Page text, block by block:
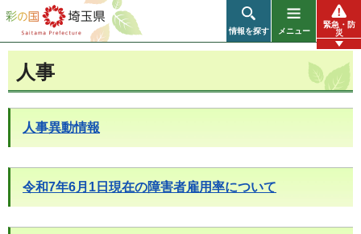
彩の国 埼玉県
情報を探す メニュー
緊急・防
災
人事
人事異動情報
令和7年6月1日現在の障害者雇用率について